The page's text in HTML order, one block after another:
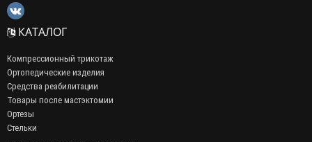
КАТАЛОГ
Компрессионный трикотаж
Ортопедические изделия
Средства реабилитации
Товары после мастэктомии
Ортезы
Стельки